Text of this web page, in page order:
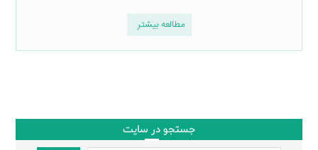
مطالعه بیشتر
جستجو در سایت